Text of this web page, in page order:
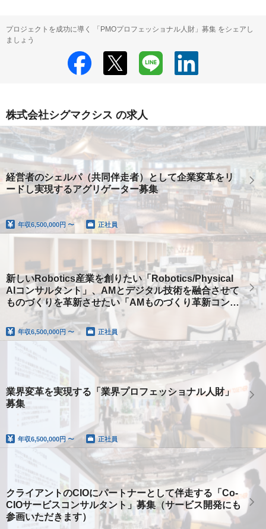
プロジェクトを成功に導く 「PMOプロフェッショナル人財」募集 をシェアし
ましょう
株式会社シグマクシス の求人
経営者のシェルパ（共同伴走者）として企業変革をリ
ードし実現するアグリゲーター募集
年収6,500,000円 〜 正社員
新しいRobotics産業を創りたい「Robotics/Physical
AIコンサルタント」、AMとデジタル技術を融合させて
ものづくりを革新させたい「AMものづくり革新コンサ
ルタント」を募集
年収6,500,000円 〜 正社員
業界変革を実現する「業界プロフェッショナル人財」
募集
年収6,500,000円 〜 正社員
クライアントのCIOにパートナーとして伴走する「Co-
CIOサービスコンサルタント」募集（サービス開発にも
参画いただきます）